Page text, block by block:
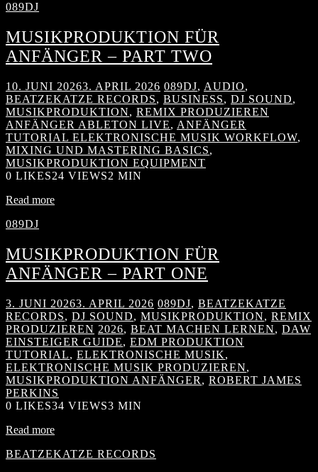
089DJ
MUSIKPRODUKTION FÜR
ANFÄNGER – PART TWO
10. JUNI 20263. APRIL 2026 089DJ, AUDIO,
BEATZEKATZE RECORDS, BUSINESS, DJ SOUND,
MUSIKPRODUKTION, REMIX PRODUZIEREN
ANFÄNGER ABLETON LIVE, ANFÄNGER
TUTORIAL ELEKTRONISCHE MUSIK WORKFLOW,
MIXING UND MASTERING BASICS,
MUSIKPRODUKTION EQUIPMENT
0 LIKES24 VIEWS2 MIN
Read more
089DJ
MUSIKPRODUKTION FÜR
ANFÄNGER – PART ONE
3. JUNI 20263. APRIL 2026 089DJ, BEATZEKATZE
RECORDS, DJ SOUND, MUSIKPRODUKTION, REMIX
PRODUZIEREN 2026, BEAT MACHEN LERNEN, DAW
EINSTEIGER GUIDE, EDM PRODUKTION
TUTORIAL, ELEKTRONISCHE MUSIK,
ELEKTRONISCHE MUSIK PRODUZIEREN,
MUSIKPRODUKTION ANFÄNGER , ROBERT JAMES
PERKINS
0 LIKES34 VIEWS3 MIN
Read more
BEATZEKATZE RECORDS